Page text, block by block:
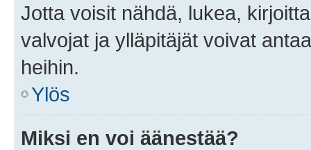
Jotta voisit nähdä, lukea,
valvojat ja ylläpitäjät voivat
heihin.
Ylös
Miksi en voi äänestää?